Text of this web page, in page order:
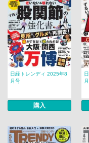
日経トレンディ 2025年8
月号
購入